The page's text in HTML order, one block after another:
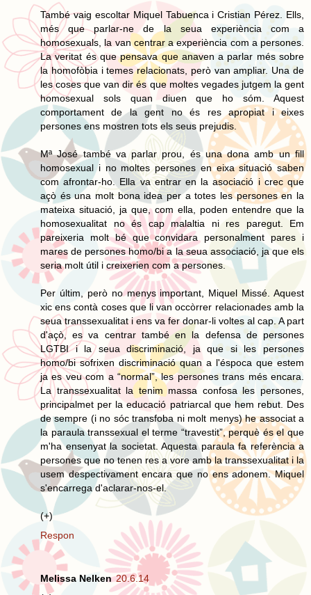
També vaig escoltar Miquel Tabuenca i Cristian Pérez. Ells,
més que parlar-ne de la seua experiència com a
homosexuals, la van centrar a experiència com a persones.
La veritat és que pensava que anaven a parlar més sobre
la homofòbia i temes relacionats, però van ampliar. Una de
les coses que van dir és que moltes vegades jutgem la gent
homosexual sols quan diuen que ho sóm. Aquest
comportament de la gent no és res apropiat i eixes
persones ens mostren tots els seus prejudis.
Mª José també va parlar prou, és una dona amb un fill
homosexual i no moltes persones en eixa situació saben
com afrontar-ho. Ella va entrar en la asociació i crec que
açò és una molt bona idea per a totes les persones en la
mateixa situació, ja que, com ella, poden entendre que la
homosexualitat no és cap malaltia ni res paregut. Em
pareixeria molt bé que convidara personalment pares i
mares de persones homo/bi a la seua associació, ja que els
seria molt útil i creixerien com a persones.
Per últim, però no menys important, Miquel Missé. Aquest
xic ens contà coses que li van occòrrer relacionades amb la
seua transsexualitat i ens va fer donar-li voltes al cap. A part
d'açò, es va centrar també en la defensa de persones
LGTBI i la seua discriminació, ja que si les persones
homo/bi sofrixen discriminació quan a l'éspoca que estem
ja es veu com a “normal”, les persones trans més encara.
La transsexualitat la tenim massa confosa les persones,
principalmet per la educació patriarcal que hem rebut. Des
de sempre (i no sóc transfoba ni molt menys) he associat a
la paraula transsexual el terme “travestit”, perquè és el que
m'ha ensenyat la societat. Aquesta paraula fa referència a
persones que no tenen res a vore amb la transsexualitat i la
usem despectivament encara que no ens adonem. Miquel
s'encarrega d'aclarar-nos-el.
(+)
Respon
Melissa Nelken 20.6.14